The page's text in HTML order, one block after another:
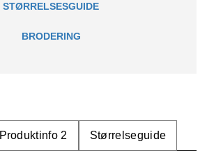
STØRRELSESGUIDE
BRODERING
Produktinfo 2 Størrelseguide